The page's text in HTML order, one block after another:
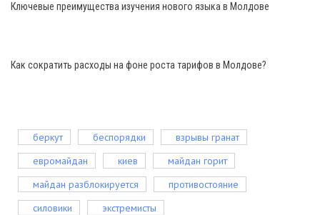
Ключевые преимущества изучения нового языка в Молдове
Как сократить расходы на фоне роста тарифов в Молдове?
беркут беспорядки
взрывы гранат
евромайдан
киев
майдан горит
майдан разблокируется
противостояние
силовики
экстремисты